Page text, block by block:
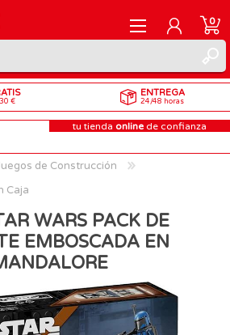
REGISTRARME
INICIAR SESIÓN
0
€
ENTREGA
24/48 horas
tu tienda online de confianza
de Construcción
Caja
WARS PACK DE
EMBOSCADA EN